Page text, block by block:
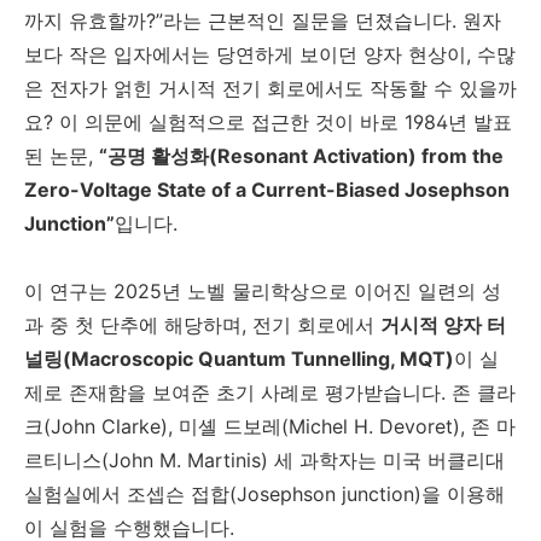
까지 유효할까?”라는 근본적인 질문을 던졌습니다. 원자
보다 작은 입자에서는 당연하게 보이던 양자 현상이, 수많
은 전자가 얽힌 거시적 전기 회로에서도 작동할 수 있을까
요? 이 의문에 실험적으로 접근한 것이 바로 1984년 발표
된 논문, “공명 활성화(Resonant Activation) from the
Zero-Voltage State of a Current-Biased Josephson
Junction”입니다.
이 연구는 2025년 노벨 물리학상으로 이어진 일련의 성
과 중 첫 단추에 해당하며, 전기 회로에서 거시적 양자 터
널링(Macroscopic Quantum Tunnelling, MQT)이 실
제로 존재함을 보여준 초기 사례로 평가받습니다. 존 클라
크(John Clarke), 미셸 드보레(Michel H. Devoret), 존 마
르티니스(John M. Martinis) 세 과학자는 미국 버클리대
실험실에서 조셉슨 접합(Josephson junction)을 이용해
이 실험을 수행했습니다.